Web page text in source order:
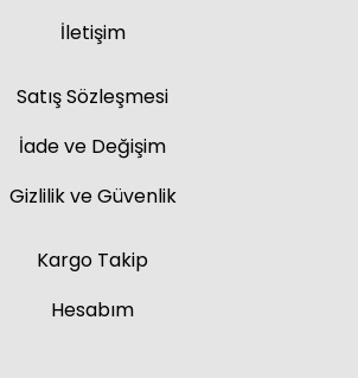
İletişim
Satış Sözleşmesi
İade ve Değişim
Gizlilik ve Güvenlik
Kargo Takip
Hesabım